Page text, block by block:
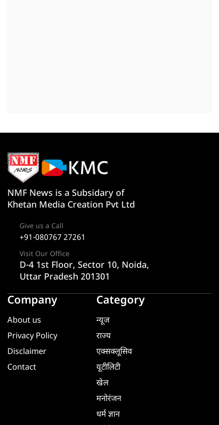
NMF News is a Subsidary of
Khetan Media Creation Pvt Ltd
Give us a Call
+91-080767 27261
Visit Our Office
D-4 1st Floor, Sector 10, Noida,
Uttar Pradesh 201301
Company
About us
Privacy Policy
Disclaimer
Contact
Category
न्यूज
राज्य
एक्सक्लूसिव
यूटीलिटी
खेल
मनोरंजन
धर्म ज्ञान